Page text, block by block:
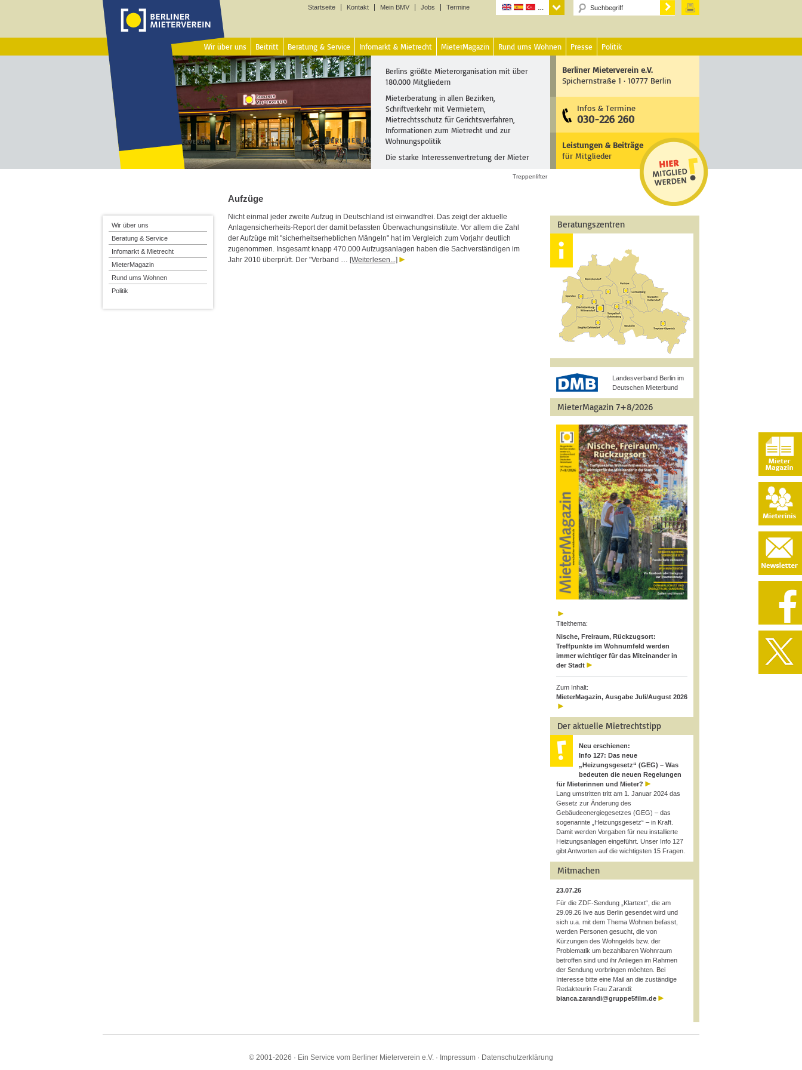
Startseite Kontakt Mein BMV Jobs Termine
Wir über uns Beitritt Beratung & Service Infomarkt & Mietrecht MieterMagazin Rund ums Wohnen Presse Politik
Berlins größte Mieterorganisation mit über
180.000 Mitgliedern
Mieterberatung in allen Bezirken,
Schriftverkehr mit Vermietern,
Mietrechtsschutz für Gerichtsverfahren,
Informationen zum Mietrecht und zur
Wohnungspolitik
Die starke Interessenvertretung der Mieter
Berliner Mieterverein e.V.
Spichernstraße 1 · 10777 Berlin
Infos & Termine
030-226 260
Leistungen & Beiträge
für Mitglieder
Treppenlifter
Aufzüge
Nicht einmal jeder zweite Aufzug in Deutschland ist einwandfrei. Das zeigt der aktuelle
Anlagensicherheits-Report der damit befassten Überwachungsinstitute. Vor allem die Zahl
der Aufzüge mit "sicherheitserheblichen Mängeln" hat im Vergleich zum Vorjahr deutlich
zugenommen. Insgesamt knapp 470.000 Aufzugsanlagen haben die Sachverständigen im
Jahr 2010 überprüft. Der "Verband … [Weiterlesen...]
Beratungszentren
Landesverband Berlin im
Deutschen Mieterbund
MieterMagazin 7+8/2026
Titelthema:
Nische, Freiraum, Rückzugsort:
Treffpunkte im Wohnumfeld werden
immer wichtiger für das Miteinander in
der Stadt
Zum Inhalt:
MieterMagazin, Ausgabe Juli/August 2026
Der aktuelle Mietrechtstipp
Neu erschienen:
Info 127: Das neue
„Heizungsgesetz“ (GEG) – Was
bedeuten die neuen Regelungen
für Mieterinnen und Mieter?
Lang umstritten tritt am 1. Januar 2024 das
Gesetz zur Änderung des
Gebäudeenergiegesetzes (GEG) – das
sogenannte „Heizungsgesetz“ – in Kraft.
Damit werden Vorgaben für neu installierte
Heizungsanlagen eingeführt. Unser Info 127
gibt Antworten auf die wichtigsten 15 Fragen.
Mitmachen
23.07.26
Für die ZDF-Sendung „Klartext“, die am
29.09.26 live aus Berlin gesendet wird und
sich u.a. mit dem Thema Wohnen befasst,
werden Personen gesucht, die von
Kürzungen des Wohngelds bzw. der
Problematik um bezahlbaren Wohnraum
betroffen sind und ihr Anliegen im Rahmen
der Sendung vorbringen möchten. Bei
Interesse bitte eine Mail an die zuständige
Redakteurin Frau Zarandi:
bianca.zarandi@gruppe5film.de
Wir über uns
Beratung & Service
Infomarkt & Mietrecht
MieterMagazin
Rund ums Wohnen
Politik
© 2001-2026 · Ein Service vom Berliner Mieterverein e.V. · Impressum · Datenschutzerklärung